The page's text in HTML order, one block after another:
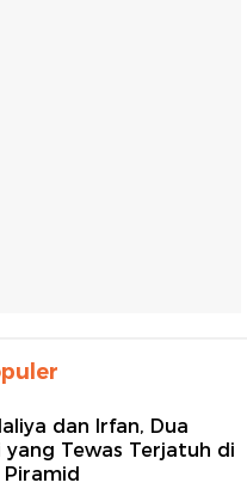
dan Irfan, Dua
yang Tewas Terjatuh di
Piramid